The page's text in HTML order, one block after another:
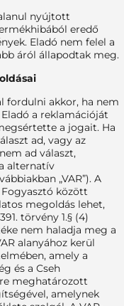
nyújtott
eredő
Eladó nem felel a
áról állapodtak meg.
fordulni akkor, ha nem
a reklamációját
a jogait. Ha
ad, vagy az
ad választ,
alternatív
„VAR”). A
Fogyasztó között
megoldás lehet,
törvény 1.§ (4)
nem haladja meg a
alanyához kerül
amely a
és a Cseh
meghatározott
amelynek